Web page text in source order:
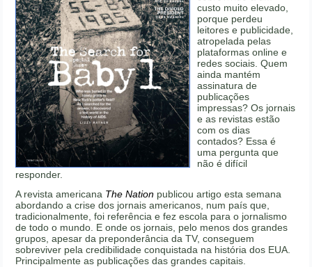
custo muito elevado,
porque perdeu
leitores e publicidade,
atropelada pelas
plataformas online e
redes sociais. Quem
ainda mantém
assinatura de
publicações
impressas? Os jornais
e as revistas estão
com os dias
contados? Essa é
uma pergunta que
não é difícil
responder.
A revista americana The Nation publicou artigo esta semana
abordando a crise dos jornais americanos, num país que,
tradicionalmente, foi referência e fez escola para o jornalismo
de todo o mundo. E onde os jornais, pelo menos dos grandes
grupos, apesar da preponderância da TV, conseguem
sobreviver pela credibilidade conquistada na história dos EUA.
Principalmente as publicações das grandes capitais.